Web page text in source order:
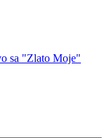
sa "Zlato Moje"